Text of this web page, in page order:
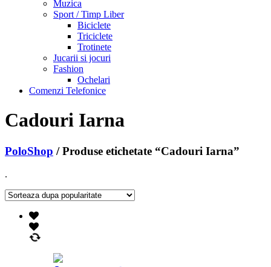
Muzica
Sport / Timp Liber
Biciclete
Triciclete
Trotinete
Jucarii si jocuri
Fashion
Ochelari
Comenzi Telefonice
Cadouri Iarna
PoloShop / Produse etichetate “Cadouri Iarna”
.